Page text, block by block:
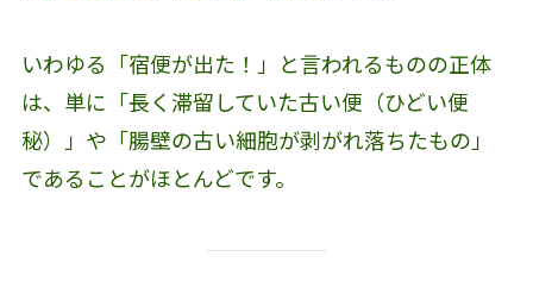
いわゆる「宿便が出た！」と言われるものの正体
は、単に「長く滞留していた古い便（ひどい便
秘）」や「腸壁の古い細胞が剥がれ落ちたもの」
であることがほとんどです。